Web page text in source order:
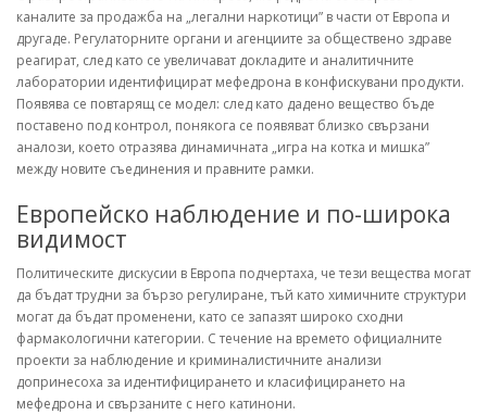
каналите за продажба на „легални наркотици” в части от Европа и
другаде. Регулаторните органи и агенциите за обществено здраве
реагират, след като се увеличават докладите и аналитичните
лаборатории идентифицират мефедрона в конфискувани продукти.
Появява се повтарящ се модел: след като дадено вещество бъде
поставено под контрол, понякога се появяват близко свързани
аналози, което отразява динамичната „игра на котка и мишка”
между новите съединения и правните рамки.
Европейско наблюдение и по-широка
видимост
Политическите дискусии в Европа подчертаха, че тези вещества могат
да бъдат трудни за бързо регулиране, тъй като химичните структури
могат да бъдат променени, като се запазят широко сходни
фармакологични категории. С течение на времето официалните
проекти за наблюдение и криминалистичните анализи
допринесоха за идентифицирането и класифицирането на
мефедрона и свързаните с него катинони.